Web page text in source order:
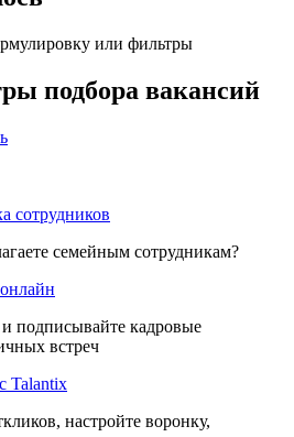
или фильтры
подбора вакансий
сотрудников
семейным сотрудникам?
подписывайте кадровые
встреч
Talantix
настройте воронку,